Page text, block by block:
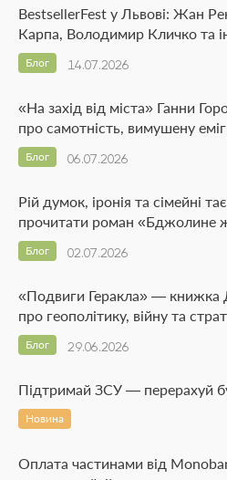
BestsellerFest у Львові: Жан
Карпа, Володимир Кличко та
14.07.2026
Блог
«На захід від міста» Ганни
про самотність, вимушену
06.07.2026
Блог
Рій думок, іронія та сімейні
прочитати роман
02.07.2026
Блог
«Подвиги Геракла» — книжка
про геополітику, війну та
29.06.2026
Блог
Підтримай ЗСУ — перерахуй
Новина
Оплата частинами від